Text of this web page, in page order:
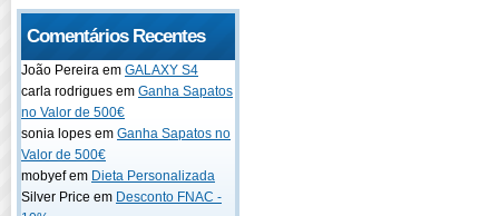
Comentários Recentes
João Pereira em GALAXY S4
carla rodrigues em Ganha Sapatos
no Valor de 500€
sonia lopes em Ganha Sapatos no
Valor de 500€
mobyef em Dieta Personalizada
Silver Price em Desconto FNAC -